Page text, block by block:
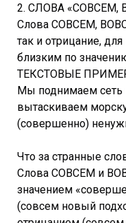
2. СЛОВА «СОВСЕМ,
Слова СОВСЕМ,
так и отрицание,
близким по
ТЕКСТОВЫЕ
Мы поднимаем сеть
вытаскиваем
(совершенно)
Что за странные
Слова СОВСЕМ и
значением
(совсем новый